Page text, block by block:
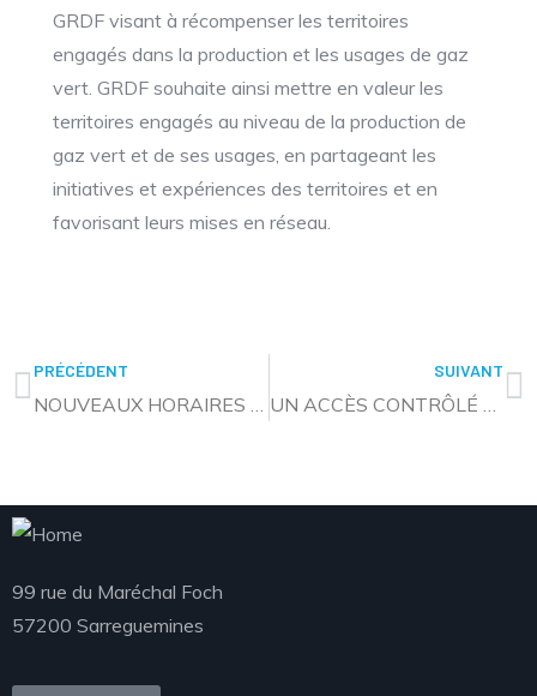
GRDF visant à récompenser les territoires
engagés dans la production et les usages de gaz
vert. GRDF souhaite ainsi mettre en valeur les
territoires engagés au niveau de la production de
gaz vert et de ses usages, en partageant les
initiatives et expériences des territoires et en
favorisant leurs mises en réseau.
PRÉCÉDENT
NOUVEAUX HORAIRES DE L’ACCUEIL TÉLÉPHONIQUE DES SERVICES CLE ET URBANISME
SUIVANT
UN ACCÈS CONTRÔLÉ AUX DÉCHÈTERIES
99 rue du Maréchal Foch
57200 Sarreguemines